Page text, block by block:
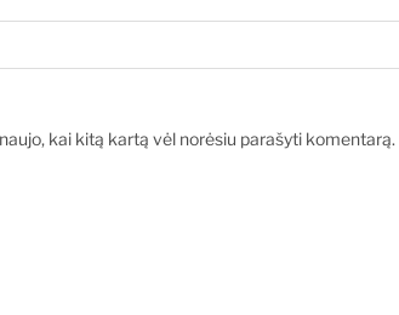
kai kitą kartą vėl norėsiu parašyti komentarą.